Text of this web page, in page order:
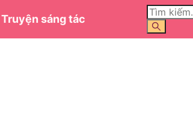
Truyện sáng tác